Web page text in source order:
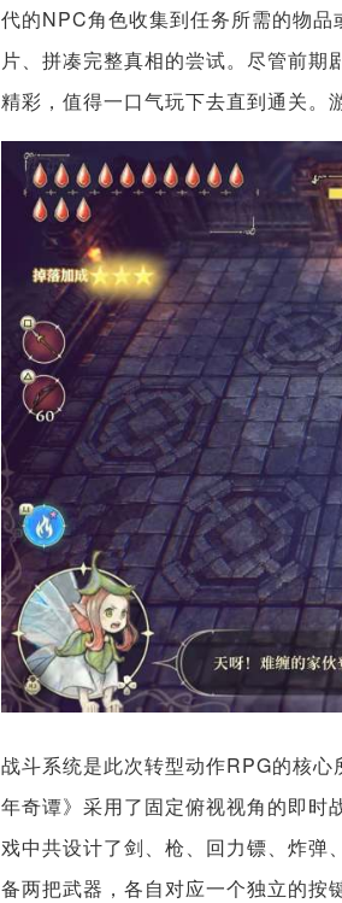
代的NPC角色收集到任务所需的物
片、拼凑完整真相的尝试。尽管前
精彩，值得一口气玩下去直到通关。
战斗系统是此次转型动作RPG的核
年奇谭》采用了固定俯视视角的即时
戏中共设计了剑、枪、回力镖、炸弹
备两把武器，各自对应一个独立的按